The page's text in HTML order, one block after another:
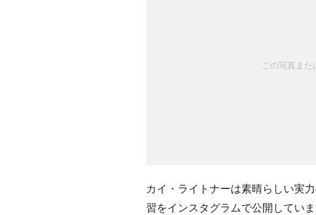
この写真ま
カイ・ライトナーは素晴らしい実
習をインスタグラムで公開してい